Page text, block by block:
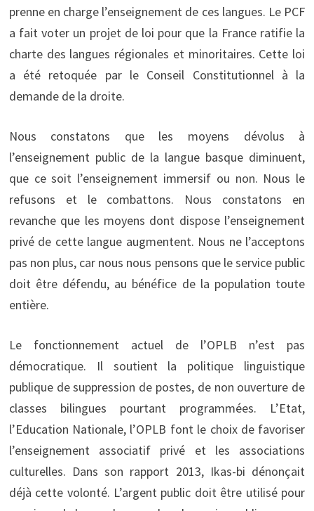
prenne en charge l’enseignement de ces langues. Le PCF
a fait voter un projet de loi pour que la France ratifie la
charte des langues régionales et minoritaires. Cette loi
a été retoquée par le Conseil Constitutionnel à la
demande de la droite.
Nous constatons que les moyens dévolus à
l’enseignement public de la langue basque diminuent,
que ce soit l’enseignement immersif ou non. Nous le
refusons et le combattons. Nous constatons en
revanche que les moyens dont dispose l’enseignement
privé de cette langue augmentent. Nous ne l’acceptons
pas non plus, car nous nous pensons que le service public
doit être défendu, au bénéfice de la population toute
entière.
Le fonctionnement actuel de l’OPLB n’est pas
démocratique. Il soutient la politique linguistique
publique de suppression de postes, de non ouverture de
classes bilingues pourtant programmées. L’Etat,
l’Education Nationale, l’OPLB font le choix de favoriser
l’enseignement associatif privé et les associations
culturelles. Dans son rapport 2013, Ikas-bi dénonçait
déjà cette volonté. L’argent public doit être utilisé pour